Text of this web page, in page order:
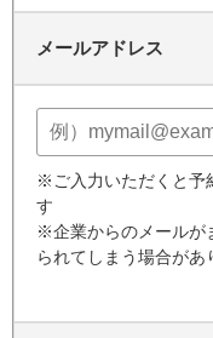
メールアドレス
※ご入力いただくと予
す
※企業からのメールが
られてしまう場合が